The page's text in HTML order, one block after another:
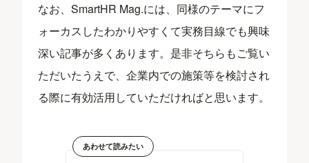
なお、SmartHR Mag.には、同様のテーマにフ
ォーカスしたわかりやすくて実務目線でも興味
深い記事が多くあります。是非そちらもご覧い
ただいたうえで、企業内での施策等を検討され
る際に有効活用していただければと思います。
あわせて読みたい